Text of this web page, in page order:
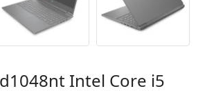
Intel Core i5